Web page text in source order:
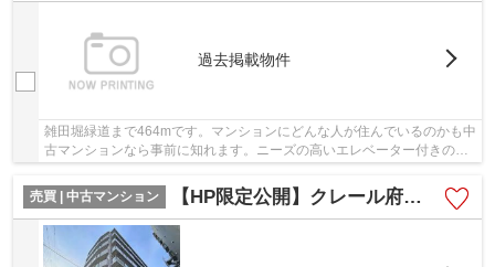
過去掲載物件
雑田堀緑道まで464mです。マンションにどんな人が住んでいるのかも中
古マンションなら事前に知れます。ニーズの高いエレベーター付きの物
件はこちらです。徒歩で駅にアクセスできる環...
売買 | 中古マンション
【HP限定公開】クレール府中 6階